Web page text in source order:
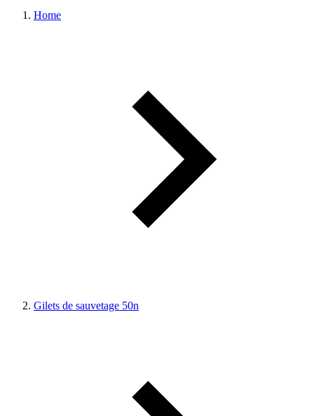
Home
Gilets de sauvetage 50n